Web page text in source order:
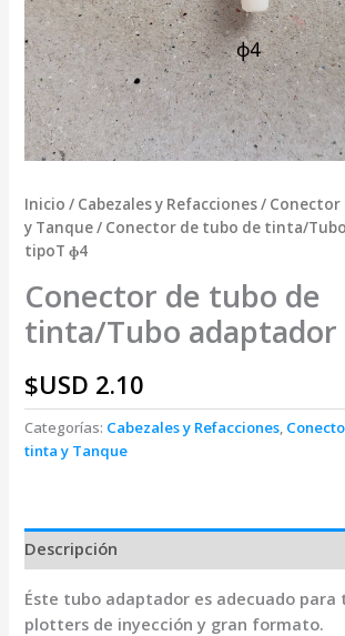
Inicio / Cabezales y Refacciones/
y Tanque/ Conector de tubo de tinta/
tipoT ɸ4
Conector de tubo de
tinta/Tubo
$USD 2.10
Categorías: Cabezales y Refacciones,
tinta y Tanque
Descripción
Éste tubo adaptador es adecuado para
plotters de inyección y gran formato.